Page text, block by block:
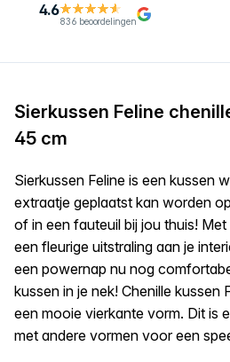
4.6
836 beoordelingen
Sierkussen Feline
45 cm
Sierkussen Feline is een kussen
extraatje geplaatst kan worden
of in een fauteuil bij jou thuis!
een fleurige uitstraling aan je
een powernap nu nog
kussen in je nek! Chenille
een mooie vierkante vorm. Dit is
met andere vormen voor een